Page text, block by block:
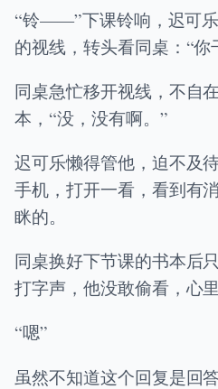
“铃——”下课铃响，迟可
的视线，转头看同桌：“
同桌急忙移开视线，不自
本，“没，没有啊。”
迟可乐懒得管他，迫不及
手机，打开一看，看到有
眯的。
同桌换好下节课的书本后
打字声，他没敢偷看，心里
“嗯”
虽然不知道这个回复是回